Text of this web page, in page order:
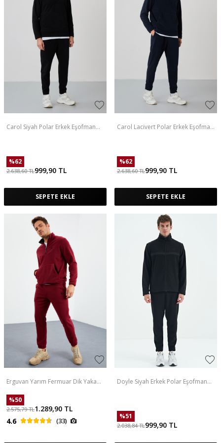
Carol Siyah Polar Erkek Eşofman
%62
2.638,60TL999,90 TL
SEPETE EKLE
Carol Lacivert Polar Erkek Eşofman
%62
2.638,60TL999,90 TL
SEPETE EKLE
Erguvan Yarım Fermuar Dik Yaka
Takımı - 85159
%50
2.575,79TL1.289,90 TL
4.6
(33)
Doyle Siyah Erkek Polar Eşofman
%51
2.038,84TL999,90 TL